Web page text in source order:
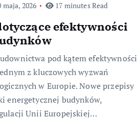
maja, 2026 17 minutes Read
efektywności
pod kątem efektywności
z kluczowych wyzwań
w Europie. Nowe przepisy
energetycznej budynków,
Unii Europejskiej…